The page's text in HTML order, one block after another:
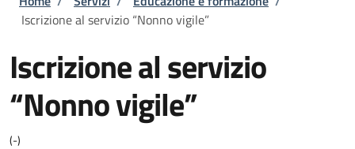
Iscrizione al servizio “Nonno vigile”
Iscrizione al servizio
“Nonno vigile”
(-)